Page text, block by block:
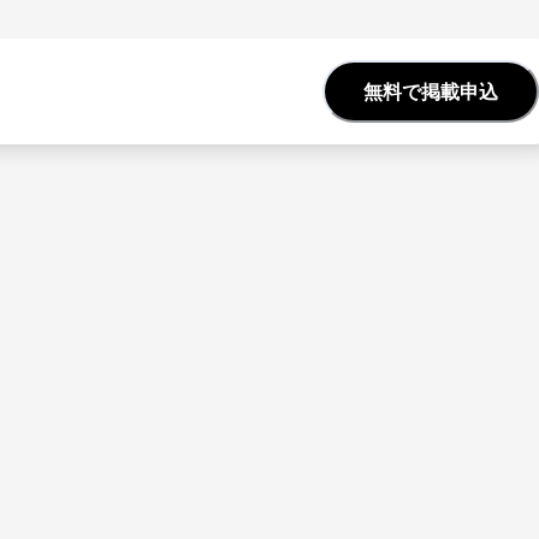
無料で掲載申込